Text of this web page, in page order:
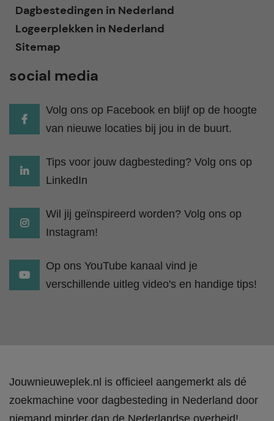
Dagbestedingen in Nederland
Logeerplekken in Nederland
Sitemap
social media
Volg ons op Facebook en blijf op de hoogte
van nieuwe locaties bij jou in de buurt.
Tips voor jouw dagbesteding? Volg ons op
LinkedIn
Wil jij geïnspireerd worden? Volg ons op
Instagram!
Op ons YouTube kanaal vind je
verschillende uitleg video's en handige tips!
Jouwnieuweplek.nl is officieel aangemerkt als dé
zoekmachine voor dagbesteding in Nederland door
niemand minder dan de Nederlandse overheid!